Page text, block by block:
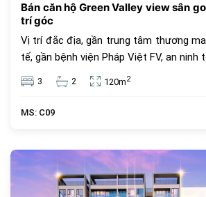
Bán căn hộ Green Valley view sân
trí góc
Vị trí đắc địa, gần trung tâm thương
tế, gần bệnh viện Pháp Việt FV, an
3 2 120m2
MS: C09